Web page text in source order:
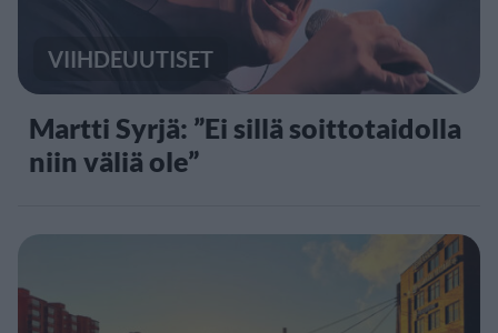
VIIHDEUUTISET
Martti Syrjä: ”Ei sillä soittotaidolla
niin väliä ole”